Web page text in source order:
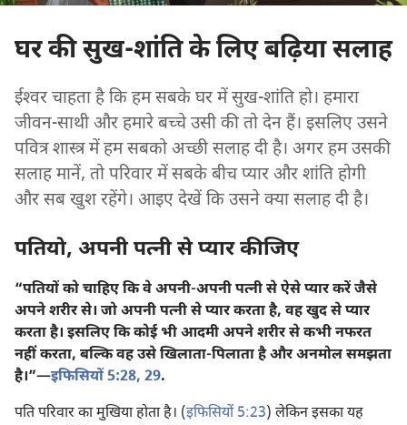
घर की सुख-शांति के लिए बढ़िया सलाह
ईश्‍वर चाहता है कि हम सबके घर में सुख-शांति हो। हमारा
जीवन-साथी और हमारे बच्चे उसी की तो देन हैं। इसलिए उसने
पवित्र शास्त्र में हम सबको अच्छी सलाह दी है। अगर हम उसकी
सलाह मानें, तो परिवार में सबके बीच प्यार और शांति होगी
और सब खुश रहेंगे। आइए देखें कि उसने क्या सलाह दी है।
पतियो, अपनी पत्नी से प्यार कीजिए
“पतियों को चाहिए कि वे अपनी-अपनी पत्नी से ऐसे प्यार करें जैसे
अपने शरीर से। जो अपनी पत्नी से प्यार करता है, वह खुद से प्यार
करता है। इसलिए कि कोई भी आदमी अपने शरीर से कभी नफरत
नहीं करता, बल्कि वह उसे खिलाता-पिलाता है और अनमोल समझता
है।”​—इफिसियों 5:28, 29.
पति परिवार का मुखिया होता है। (इफिसियों 5:23) लेकिन इसका यह